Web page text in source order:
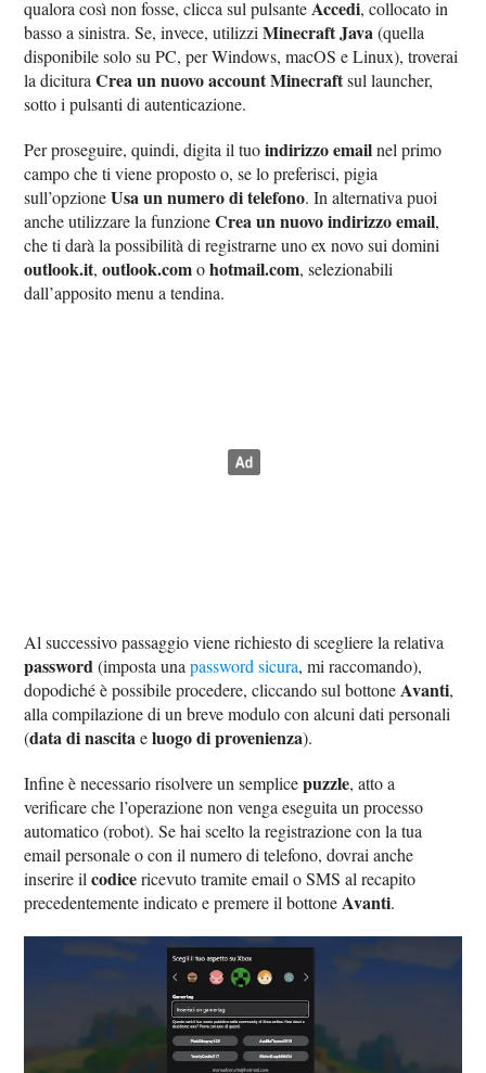
qualora così non fosse, clicca sul pulsante Accedi, collocato in
basso a sinistra. Se, invece, utilizziMinecraft Java(quella
disponibile solo su PC, per Windows, macOS e Linux), troverai
la dicituraCrea un nuovo account Minecraftsul launcher,
sotto i pulsanti di autenticazione.
Per proseguire, quindi, digita il tuoindirizzo emailnel primo
campo che ti viene proposto o, se lo preferisci, pigia
sull’opzioneUsa un numero di telefono. In alternativa puoi
anche utilizzare la funzioneCrea un nuovo indirizzo email,
che ti darà la possibilità di registrarne uno ex novo sui domini
outlook.it,outlook.comohotmail.com, selezionabili
dall’apposito menu a tendina.
Al successivo passaggio viene richiesto di scegliere la relativa
password(imposta unapassword sicura, mi raccomando),
dopodiché è possibile procedere, cliccando sul bottone Avanti,
alla compilazione di un breve modulo con alcuni dati personali
(data di nascitaeluogo di provenienza).
Infine è necessario risolvere un semplicepuzzle, atto a
verificare che l’operazione non venga eseguita un processo
automatico (robot). Se hai scelto la registrazione con la tua
email personale o con il numero di telefono, dovrai anche
inserire ilcodicericevuto tramite email o SMS al recapito
precedentemente indicato e premere il bottone Avanti.